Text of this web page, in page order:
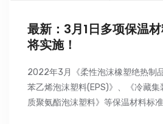
最新：3月1日多项保温
将实施！
2022年3月《柔性泡沫橡塑绝热制
苯乙烯泡沫塑料(EPS)》、《冷藏
质聚氨酯泡沫塑料》等保温材料标准